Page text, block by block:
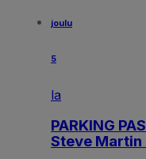
joulu
5
la
PARKING
Steve